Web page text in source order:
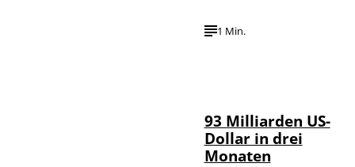
1 Min.
93 Milliarden US-
Dollar in drei
Monaten